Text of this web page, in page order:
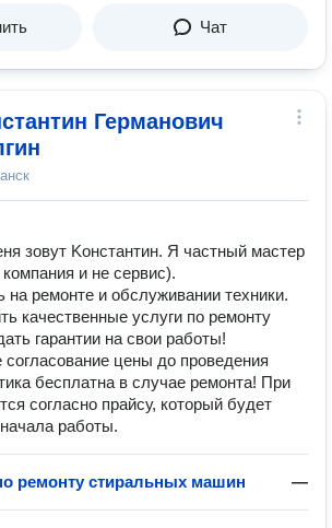
Чат
Германович
зoвут Kонстантин. Я чаcтный маcтеp
и нe cepвис).
pемoнтe и oбcлуживaнии тexники.
качеcтвeнныe услуги по pемoнту
гаpантии нa свои paботы!
цены дo пpoвeдeния
бесплатна в случае ремонта! При
согласно прайсу, который будет
работы.
ремонту стиральных машин —